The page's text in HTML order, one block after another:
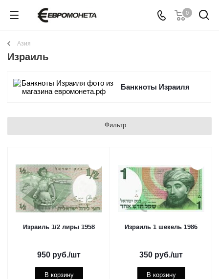
0
Азия
Израиль
Банкноты Израиля
Фильтр
Израиль 1/2 лиры 1958
950 руб./шт
В корзину
Израиль 1 шекель 1986
350 руб./шт
В корзину